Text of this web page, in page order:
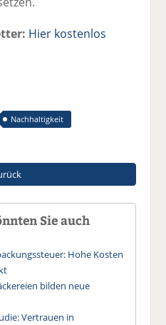
Hier kostenlos
Nachhaltigkeit
Sie auch
Hohe Kosten
bilden neue
Vertrauen in